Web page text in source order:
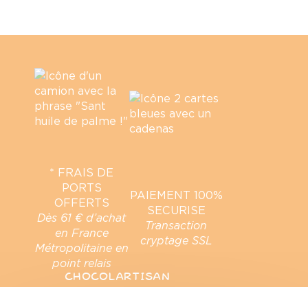
* FRAIS DE
PORTS
OFFERTS
Dès 61 € d’achat
en France
Métropolitaine en
point relais
PAIEMENT 100%
SECURISE
Transaction
cryptage SSL
CHOCOLARTISAN